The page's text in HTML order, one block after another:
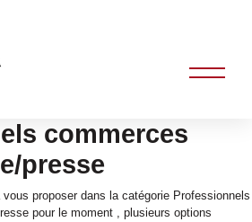
commerces
presse
proposer dans la catégorie Professionnels
pour le moment , plusieurs options